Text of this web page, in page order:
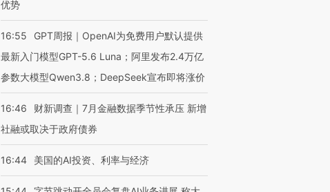
优势
16:55
GPT周报｜OpenAI为免费用户默认提供
最新入门模型GPT-5.6 Luna；阿里发布2.4万亿
参数大模型Qwen3.8；DeepSeek宣布即将涨价
16:46
财新调查｜7月金融数据季节性承压 新增
社融或取决于政府债券
16:44 美国的AI投资、利率与经济